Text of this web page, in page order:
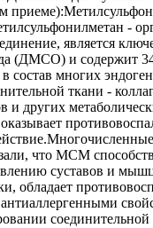
-
является
(ДМСО) и содержит
многих
ткани -
и других
что МСМ
суставов и
обладает
соединительной